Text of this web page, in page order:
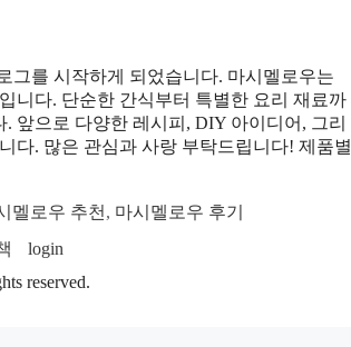
그를 시작하게 되었습니다. 마시멜로우는
니다. 단순한 간식부터 특별한 요리 재료까
앞으로 다양한 레시피, DIY 아이디어, 그리
다. 많은 관심과 사랑 부탁드립니다! 제품별
멜로우 추천 , 마시멜로우 후기
login
reserved.